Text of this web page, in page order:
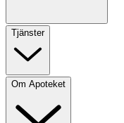
Tjänster
Om Apoteket